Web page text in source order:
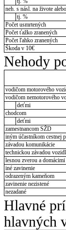
neh. s násl. na živote
tj. %
Počet usmrtených
Počet ťažko zranených
Počet ľahko zranených
Škoda v 10€
Nehody
vodičom motorového
vodičom nemotorového
deťmi
chodcom
deťmi
zamestnancom SŽD
iným účastníkom cestnej
závadou komunikácie
technickou závadou
lesnou zverou a
iné zavinenie
odrazeným kameňom
zavinenie nezistené
nezadané
Hlavné
hlavných